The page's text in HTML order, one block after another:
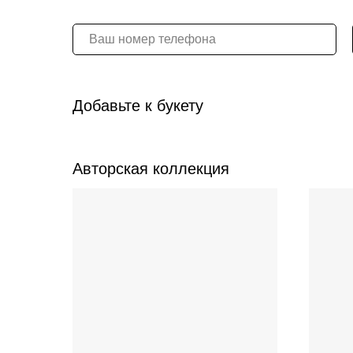
Добавьте к букету
Авторская коллекция